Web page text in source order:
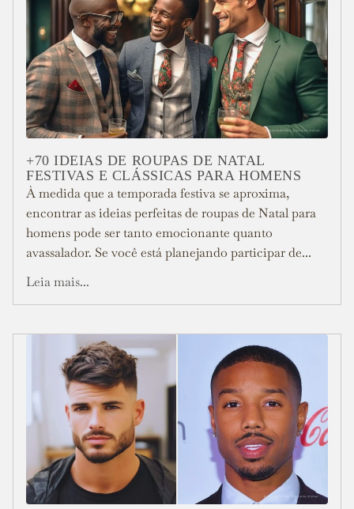
+70 IDEIAS DE ROUPAS DE NATAL
FESTIVAS E CLÁSSICAS PARA HOMENS
À medida que a temporada festiva se aproxima,
encontrar as ideias perfeitas de roupas de Natal para
homens pode ser tanto emocionante quanto
avassalador. Se você está planejando participar de...
Leia mais...